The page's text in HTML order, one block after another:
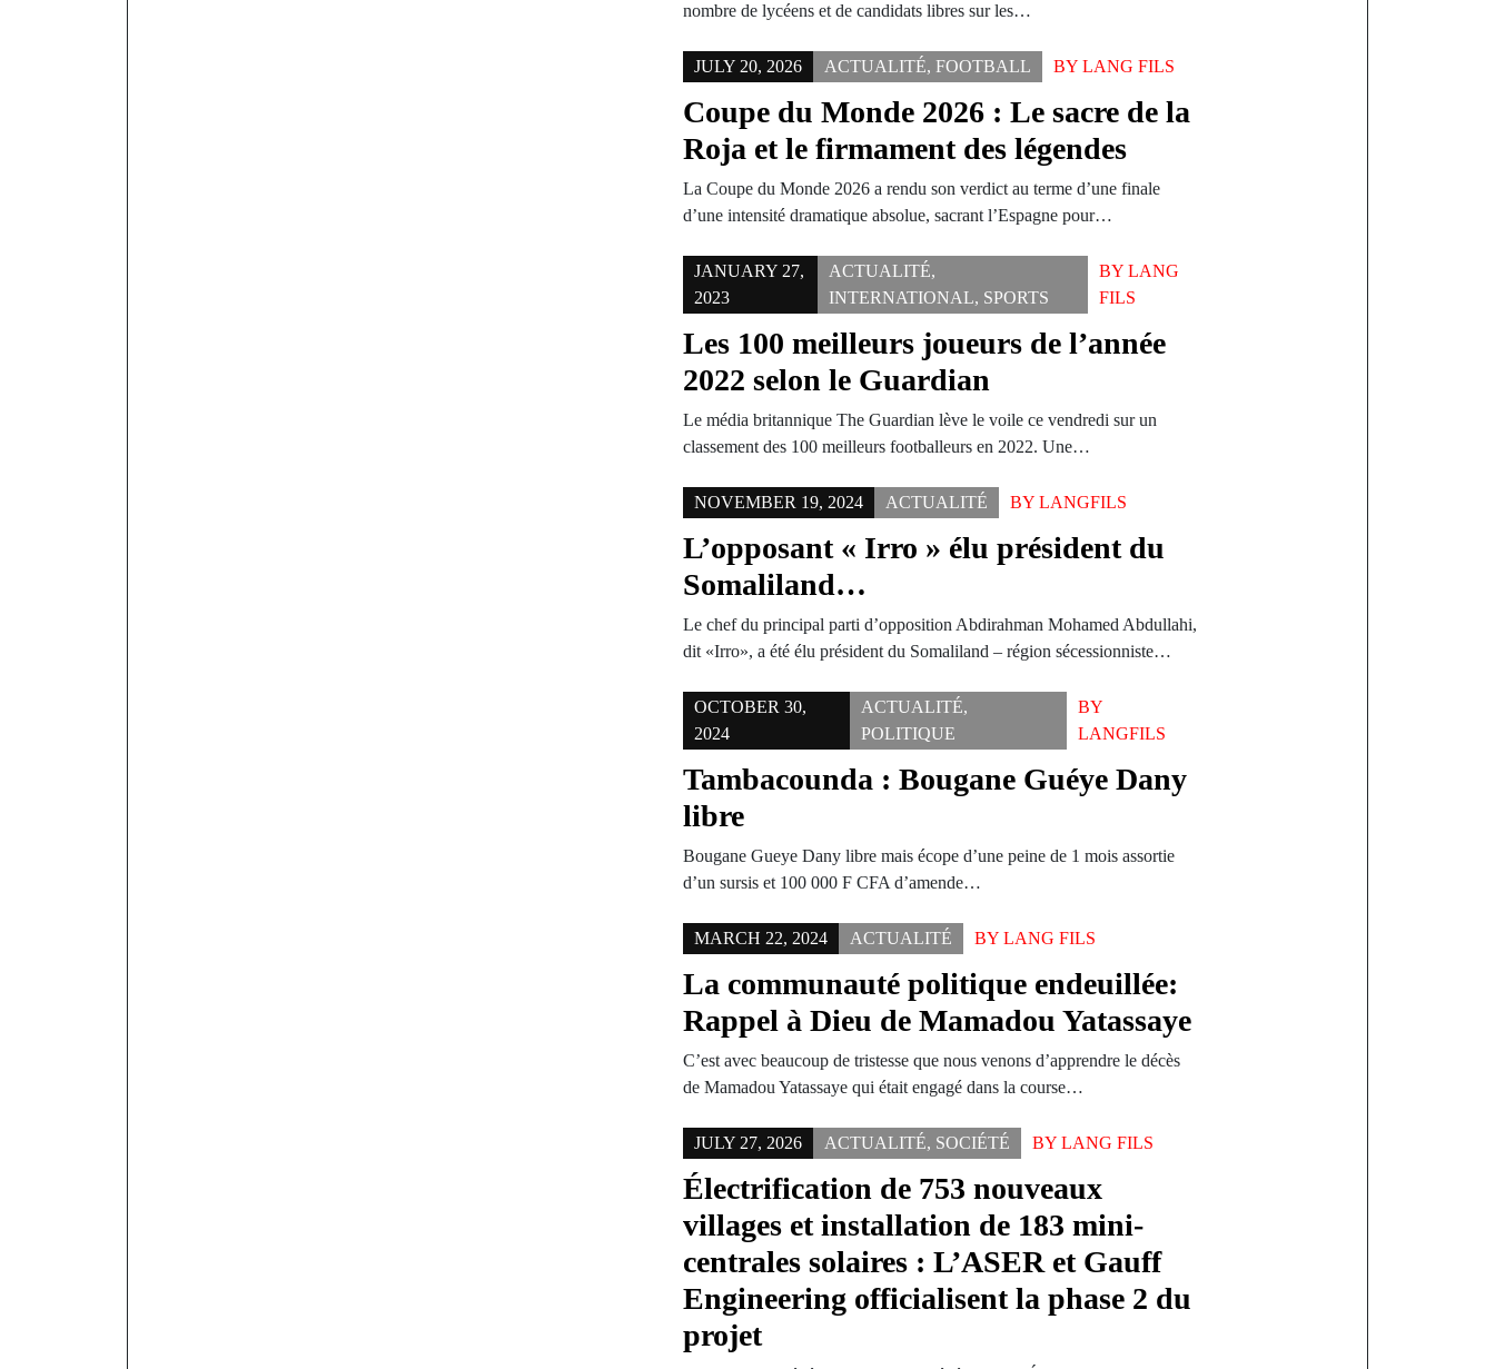
nombre de lycéens et de candidats libres sur les…
JULY 20, 2026 ACTUALITÉ,FOOTBALL BYLANG FILS
Coupe du Monde 2026 : Le sacre de la
Roja et le firmament des légendes
La Coupe du Monde 2026 a rendu son verdict au terme d’une finale
d’une intensité dramatique absolue, sacrant l’Espagne pour…
JANUARY 27,
2023
ACTUALITÉ,
INTERNATIONAL, SPORTS
BY LANG
FILS
Les 100 meilleurs joueurs de l’année
2022 selon le Guardian
Le média britannique The Guardian lève le voile ce vendredi sur un
classement des 100 meilleurs footballeurs en 2022. Une…
NOVEMBER 19, 2024 ACTUALITÉ BYLANGFILS
L’opposant « Irro » élu président du
Somaliland…
Le chef du principal parti d’opposition Abdirahman Mohamed Abdullahi,
dit «Irro», a été élu président du Somaliland – région sécessionniste…
OCTOBER 30,
2024
ACTUALITÉ,
POLITIQUE
BY
LANGFILS
Tambacounda : Bougane Guéye Dany
libre
Bougane Gueye Dany libre mais écope d’une peine de 1 mois assortie
d’un sursis et 100 000 F CFA d’amende…
MARCH 22, 2024 ACTUALITÉ BYLANG FILS
La communauté politique endeuillée:
Rappel à Dieu de Mamadou Yatassaye
C’est avec beaucoup de tristesse que nous venons d’apprendre le décès
de Mamadou Yatassaye qui était engagé dans la course…
JULY 27, 2026 ACTUALITÉ, SOCIÉTÉ BYLANG FILS
Électrification de 753 nouveaux
villages et installation de 183 mini-
centrales solaires : L’ASER et Gauff
Engineering officialisent la phase 2 du
projet